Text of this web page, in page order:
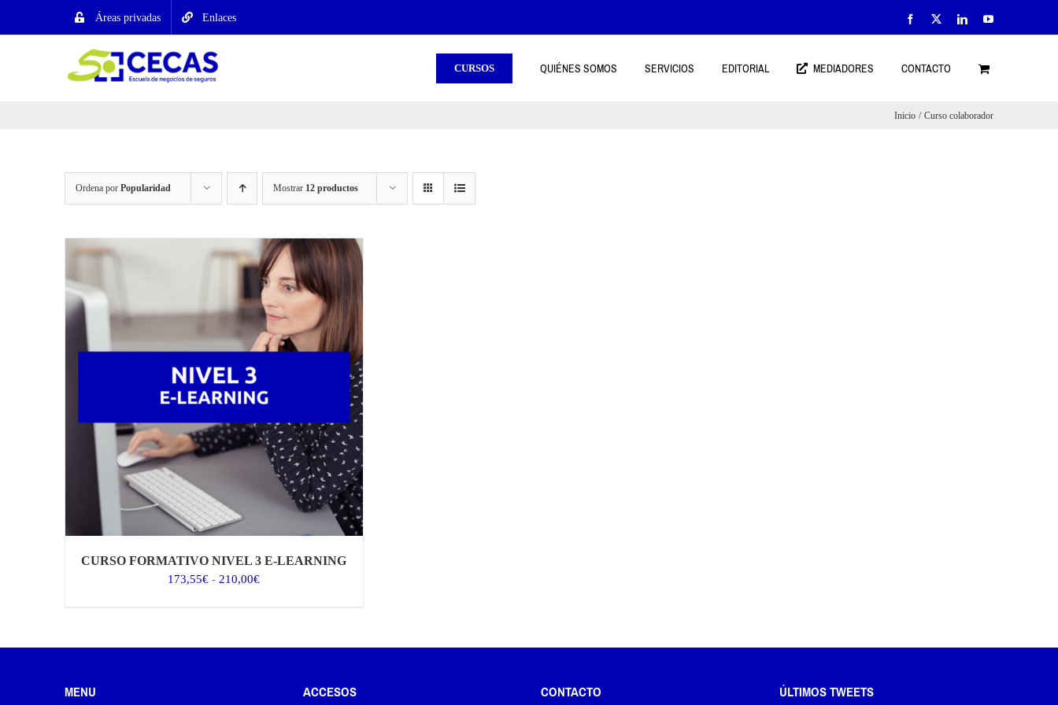
Áreas privadas Enlaces Facebook LinkedInYouTube
CURSOS QUIÉNES SOMOS SERVICIOS EDITORIAL MEDIADORES CONTACTO
Inicio Curso colaborador
Ordena por Popularidad Mostrar 12 productos
CURSO FORMATIVO NIVEL 3 E-LEARNING
173,55€ - 210,00€Rango
173,55€
MENU ACCESOS CONTACTO ÚLTIMOS TWEETS